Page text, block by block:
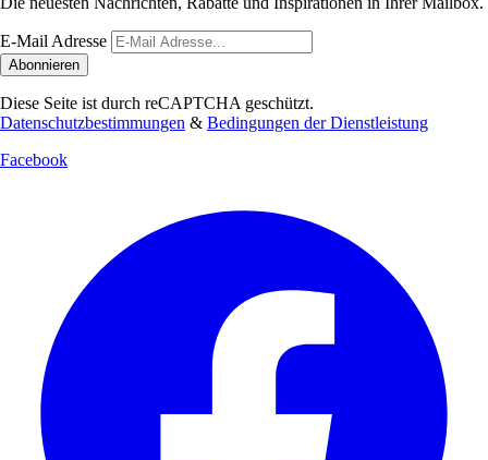
E-Mail Adresse
Abonnieren
Diese Seite ist durch reCAPTCHA geschützt.
Datenschutzbestimmungen & Bedingungen der Dienstleistung
Facebook